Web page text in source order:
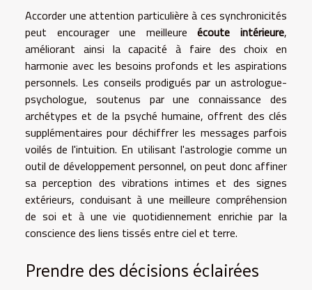
Accorder une attention particulière à ces synchronicités
peut encourager une meilleureécoute intérieure,
améliorant ainsi la capacité à faire des choix en
harmonie avec les besoins profonds et les aspirations
personnels. Les conseils prodigués par un astrologue-
psychologue, soutenus par une connaissance des
archétypes et de la psyché humaine, offrent des clés
supplémentaires pour déchiffrer les messages parfois
voilés de l'intuition. En utilisant l'astrologie comme un
outil de développement personnel, on peut donc affiner
sa perception des vibrations intimes et des signes
extérieurs, conduisant à une meilleure compréhension
de soi et à une vie quotidiennement enrichie par la
conscience des liens tissés entre ciel et terre.
Prendre des décisions éclairées